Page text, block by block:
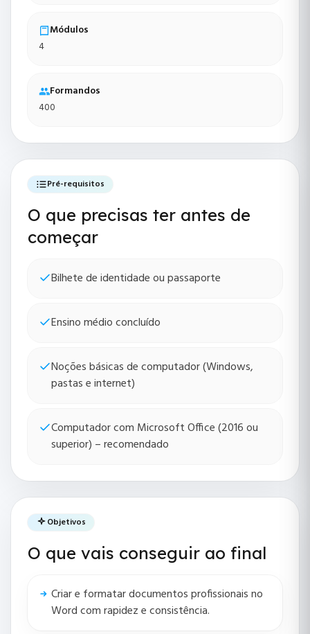
Módulos
4
Formandos
400
Pré-requisitos
O que precisas ter antes de
começar
Bilhete de identidade ou passaporte
Ensino médio concluído
Noções básicas de computador (Windows,
pastas e internet)
Computador com Microsoft Office (2016 ou
superior) – recomendado
Objetivos
O que vais conseguir ao final
Criar e formatar documentos profissionais no
Word com rapidez e consistência.